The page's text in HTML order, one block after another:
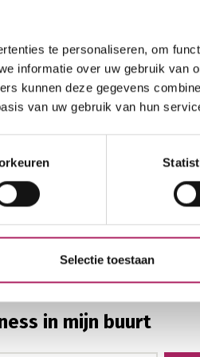
te personaliseren, om
informatie over uw gebruik van
kunnen deze gegevens
van uw gebruik van hun
Selectie toestaan
in mijn buurt